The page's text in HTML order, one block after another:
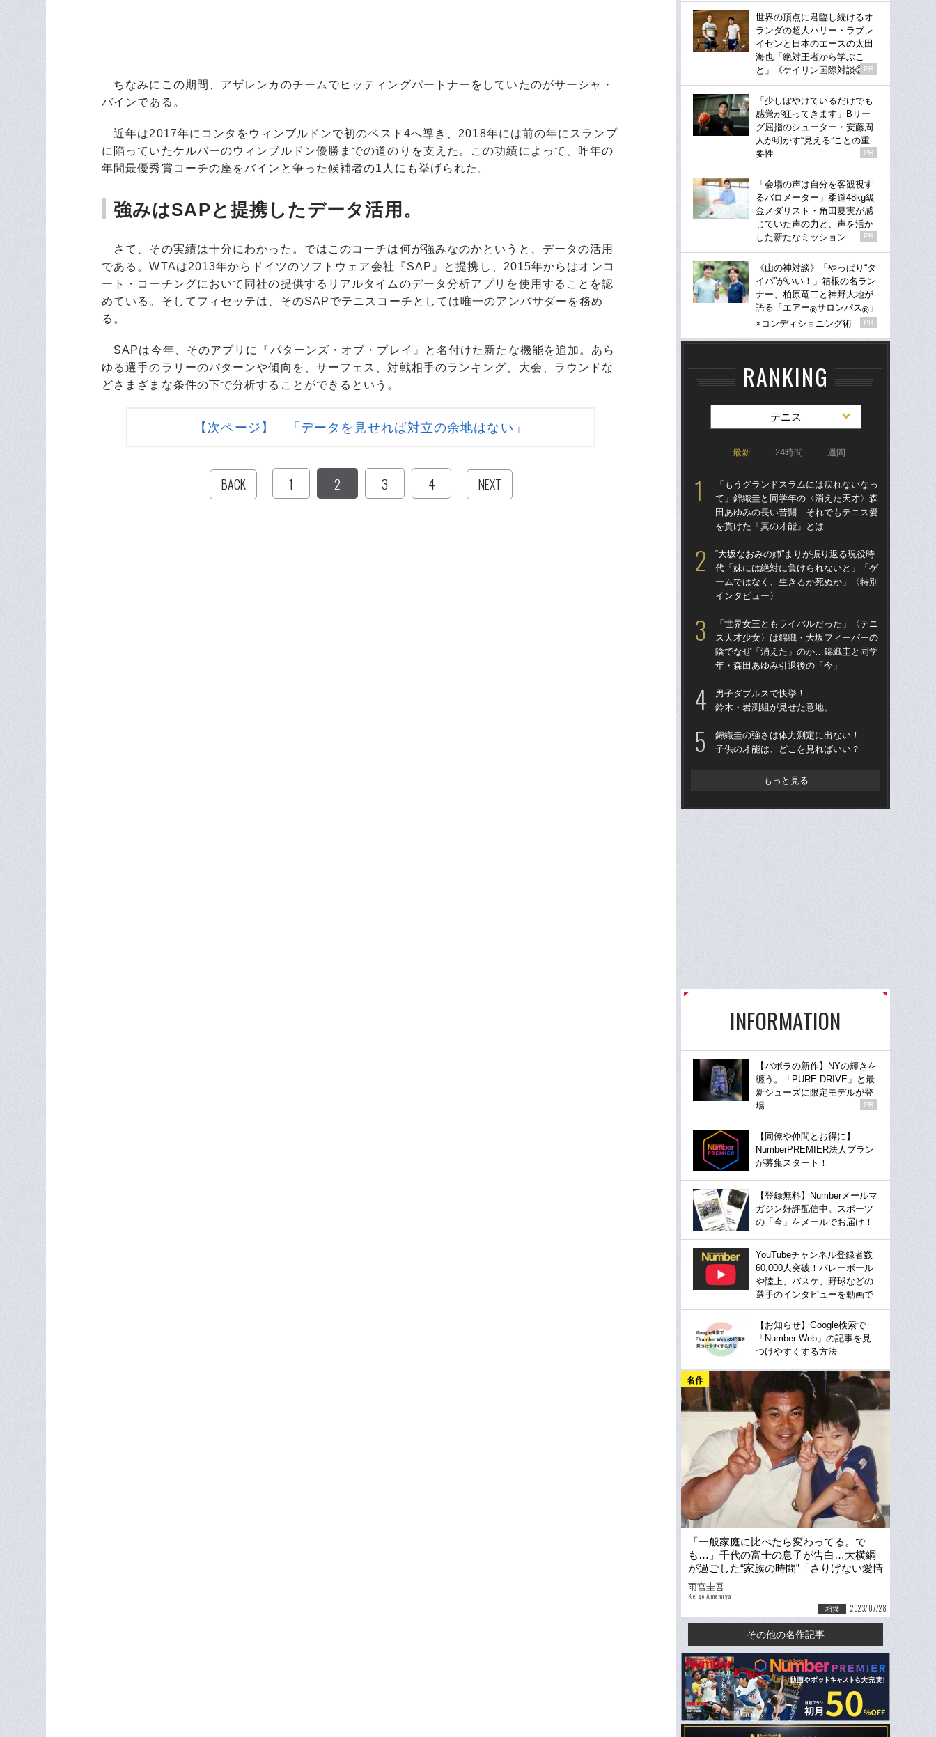
ちなみにこの期間、アザレンカのチームでヒッティングパートナーをしていたのがサーシャ・
バインである。
近年は2017年にコンタをウィンブルドンで初のベスト4へ導き、2018年には前の年にスランプ
に陥っていたケルバーのウィンブルドン優勝までの道のりを支えた。この功績によって、昨年の
年間最優秀賞コーチの座をバインと争った候補者の1人にも挙げられた。
強みはSAPと提携したデータ活用。
さて、その実績は十分にわかった。ではこのコーチは何が強みなのかというと、データの活用
である。WTAは2013年からドイツのソフトウェア会社『SAP』と提携し、2015年からはオンコ
ート・コーチングにおいて同社の提供するリアルタイムのデータ分析アプリを使用することを認
めている。そしてフィセッテは、そのSAPでテニスコーチとしては唯一のアンバサダーを務め
る。
SAPは今年、そのアプリに『パターンズ・オブ・プレイ』と名付けた新たな機能を追加。あら
ゆる選手のラリーのパターンや傾向を、サーフェス、対戦相手のランキング、大会、ラウンドな
どさまざまな条件の下で分析することができるという。
【次ページ】 「データを見せれば対立の余地はない」
BACK 1 2 3 4 NEXT
世界の頂点に君臨し続けるオ
ランダの超人ハリー・ラブレ
イセンと日本のエースの太田
海也「絶対王者から学ぶこ
と」《ケイリン国際対談②》
PR
「少しぼやけているだけでも
感覚が狂ってきます」Bリー
グ屈指のシューター・安藤周
人が明かす“見える”ことの重
要性
PR
「会場の声は自分を客観視す
るバロメーター」柔道48kg級
金メダリスト・角田夏実が感
じていた声の力と、声を活か
した新たなミッション
PR
《山の神対談》「やっぱり“タ
イパ”がいい！」箱根の名ラン
ナー、柏原竜二と神野大地が
語る「エアー®サロンパス® 」
×コンディショニング術
PR
RANKING
テニス
最新 24時間 週間
「もうグランドスラムには戻れないなっ
て」錦織圭と同学年の〈消えた天才〉森
田あゆみの長い苦闘…それでもテニス愛
を貫けた「真の才能」とは
“大坂なおみの姉”まりが振り返る現役時
代「妹には絶対に負けられないと」「ゲ
ームではなく、生きるか死ぬか」〈特別
インタビュー〉
「世界女王ともライバルだった」〈テニ
ス天才少女〉は錦織・大坂フィーバーの
陰でなぜ「消えた」のか…錦織圭と同学
年・森田あゆみ引退後の「今」
男子ダブルスで快挙！
鈴木・岩渕組が見せた意地。
錦織圭の強さは体力測定に出ない！
子供の才能は、どこを見ればいい？
もっと見る
INFORMATION
【バボラの新作】NYの輝きを
纏う。「PURE DRIVE」と最
新シューズに限定モデルが登
場
PR
【同僚や仲間とお得に】
NumberPREMIER法人プラン
が募集スタート！
【登録無料】Numberメールマ
ガジン好評配信中。スポーツ
の「今」をメールでお届け！
YouTubeチャンネル登録者数
60,000人突破！バレーボール
や陸上、バスケ、野球などの
選手のインタビューを動画で
【お知らせ】Google検索で
「Number Web」の記事を見
つけやすくする方法
名作
「一般家庭に比べたら変わってる。で
も…」千代の富士の息子が告白…大横綱
が過ごした“家族の時間”「さりげない愛情
を感じていました」
雨宮圭吾
Keigo Amemiya
相撲 2023/07/28
その他の名作記事